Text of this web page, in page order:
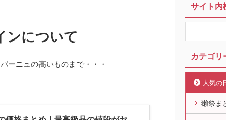
ンについて
ーニュの高いものまで・・・
サイト内
カテゴリ
人気の
獺祭ま